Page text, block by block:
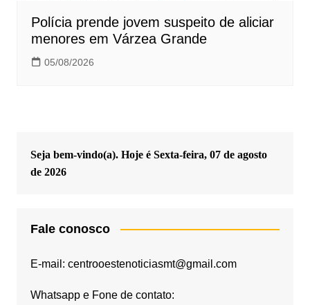
Polícia prende jovem suspeito de aliciar
menores em Várzea Grande
05/08/2026
Seja bem-vindo(a). Hoje é Sexta-feira, 07 de agosto
de 2026
Fale conosco
E-mail: centrooestenoticiasmt@gmail.com
Whatsapp e Fone de contato: